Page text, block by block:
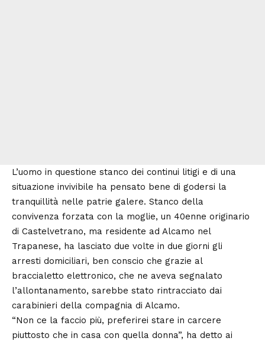
L’uomo in questione stanco dei continui litigi e di una
situazione invivibile ha pensato bene di godersi la
tranquillità nelle patrie galere. Stanco della
convivenza forzata con la moglie, un 40enne originario
di Castelvetrano, ma residente ad Alcamo nel
Trapanese, ha lasciato due volte in due giorni gli
arresti domiciliari, ben conscio che grazie al
braccialetto elettronico, che ne aveva segnalato
l’allontanamento, sarebbe stato rintracciato dai
carabinieri della compagnia di Alcamo.
“Non ce la faccio più, preferirei stare in carcere
piuttosto che in casa con quella donna”, ha detto ai